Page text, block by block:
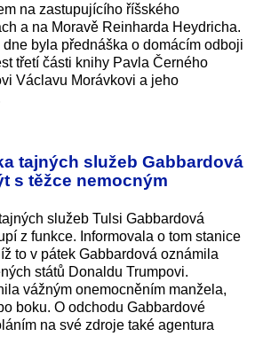
na zastupujícího říšského
a na Moravě Reinharda Heydricha.
byla přednáška o domácím odboji
třetí části knihy Pavla Černého
Václavu Morávkovi a jeho
tajných služeb Gabbardová
s těžce nemocným
služeb Tulsi Gabbardová
z funkce. Informovala o tom stanice
to v pátek Gabbardová oznámila
států Donaldu Trumpovi.
vážným onemocněním manžela,
boku. O odchodu Gabbardové
na své zdroje také agentura